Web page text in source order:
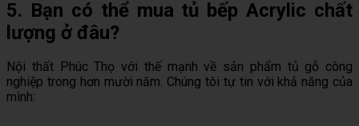
5. Bạn có thể mua tủ bếp Acrylic chất
lượng ở đâu?
Nội thất Phúc Thọ với thế mạnh về sản phẩm tủ gỗ công
nghiệp trong hơn mười năm. Chúng tôi tự tin với khả năng của
mình: